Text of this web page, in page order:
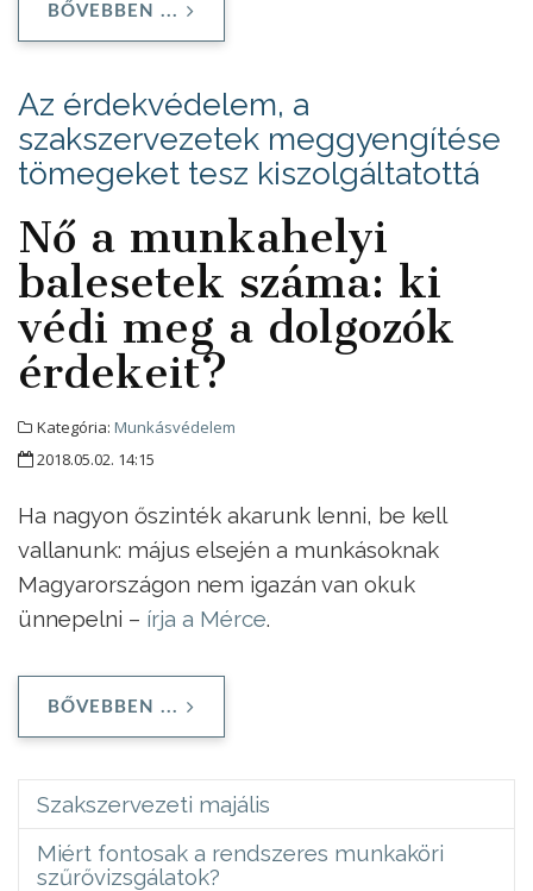
BŐVEBBEN ...
Az érdekvédelem, a
szakszervezetek meggyengítése
tömegeket tesz kiszolgáltatottá
Nő a munkahelyi
balesetek száma: ki
védi meg a dolgozók
érdekeit?
Kategória: Munkásvédelem
2018.05.02. 14:15
Ha nagyon őszinték akarunk lenni, be kell
vallanunk: május elsején a munkásoknak
Magyarországon nem igazán van okuk
ünnepelni – írja a Mérce.
BŐVEBBEN ...
Szakszervezeti majális
Miért fontosak a rendszeres munkaköri
szűrővizsgálatok?